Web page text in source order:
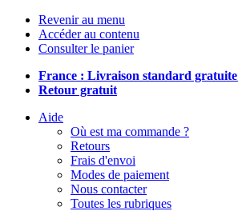
Revenir au menu
Accéder au contenu
Consulter le panier
France : Livraison standard gratuite
Retour gratuit
Aide
Où est ma commande ?
Retours
Frais d'envoi
Modes de paiement
Nous contacter
Toutes les rubriques